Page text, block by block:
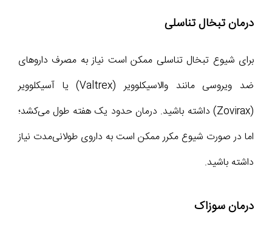
درمان تبخال تناسلی
برای شیوع تبخال تناسلی ممکن است نیاز به مصرف داروهای
ضد ویروسی مانند والاسیکلوویر (Valtrex) یا آسیکلوویر
(Zovirax) داشته باشید. درمان حدود یک هفته طول می‌کشد؛
اما در صورت شیوع مکرر ممکن است به داروی طولانی‌مدت نیاز
داشته باشید.
درمان سوزاک